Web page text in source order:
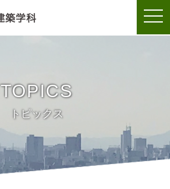
TOPICS
トピックス